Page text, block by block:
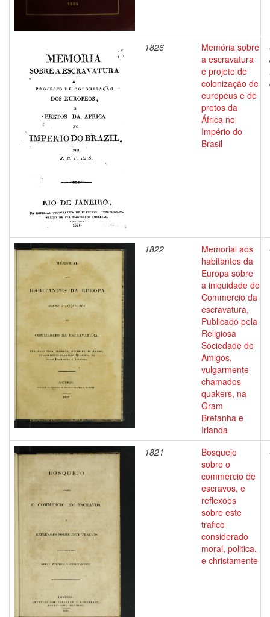
1826
Memória sobre
a escravatura
e projeto de
colonização de
europeus e de
pretos da
África no
Império do
Brasil
1822
Memorial aos
habitantes da
Europa sobre
a iniquidade do
Commercio da
escravatura,
Publicado pela
Religiosa
Sociedade de
Amigos,
vulgarmente
chamados
quakers, na
Gram
Bretanha e
Irlanda
1821
Bosquejo
sobre o
commercio de
escravos, e
reflexões
sobre este
trafico
considerado
moral, politica,
e christamente